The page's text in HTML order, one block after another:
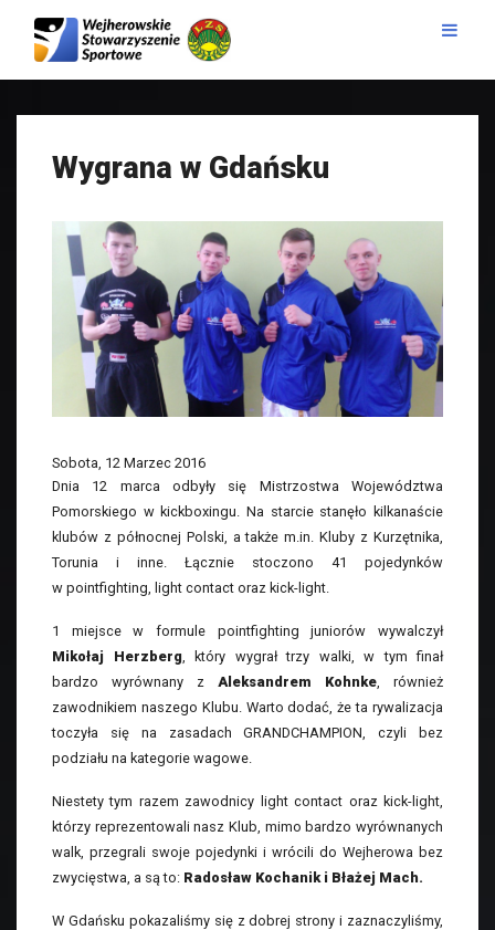
Wygrana w Gdańsku
Sobota, 12 Marzec 2016
Dnia 12 marca odbyły się Mistrzostwa Województwa
Pomorskiego w kickboxingu. Na starcie stanęło kilkanaście
klubów z północnej Polski, a także m.in. Kluby z Kurzętnika,
Torunia i inne. Łącznie stoczono 41 pojedynków
w pointfighting, light contact oraz kick-light.
1 miejsce w formule pointfighting juniorów wywalczył
Mikołaj Herzberg, który wygrał trzy walki, w tym finał
bardzo wyrównany z Aleksandrem Kohnke , również
zawodnikiem naszego Klubu. Warto dodać, że ta rywalizacja
toczyła się na zasadach GRANDCHAMPION, czyli bez
podziału na kategorie wagowe.
Niestety tym razem zawodnicy light contact oraz kick-light,
którzy reprezentowali nasz Klub, mimo bardzo wyrównanych
walk, przegrali swoje pojedynki i wrócili do Wejherowa bez
zwycięstwa, a są to: Radosław Kochanik i Błażej Mach.
W Gdańsku pokazaliśmy się z dobrej strony i zaznaczyliśmy,